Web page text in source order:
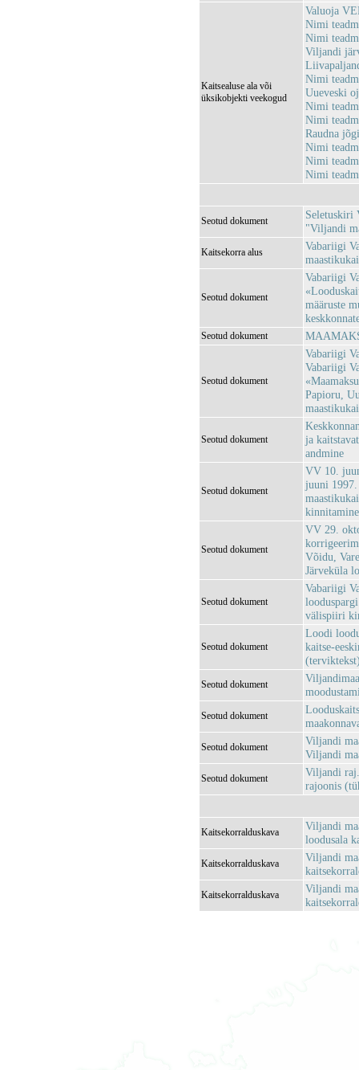
Kaitsealuse ala või
üksikobjekti veekogud
Valuoja
Nimi
Nimi
Viljandi
Nimi
Uueveski
Nimi
Nimi
Raudna
Nimi
Nimi
Nimi
Seotud dokument
Seletuskiri
"Viljandi
Kaitsekorra alus
Vabariigi
Seotud dokument
Vabariigi
määruste
Seotud dokument
Seotud dokument
Vabariigi
Vabariigi
Papioru,
Seotud dokument
ja
andmine
Seotud dokument
VV 10.
juuni
Seotud dokument
VV 29.
Võidu,
Järveküla
Seotud dokument
Vabariigi
välispiiri
Seotud dokument
Loodi
kaitse-
Seotud dokument
Seotud dokument
Seotud dokument
Viljandi
Viljandi
Seotud dokument
Viljandi
rajoonis
Kaitsekorralduskava
Viljandi
loodusala
Kaitsekorralduskava
Viljandi
Kaitsekorralduskava
Viljandi